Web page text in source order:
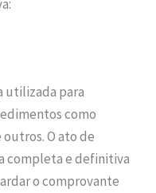
utilizada para
como
O ato de
completa e definitiva
o comprovante